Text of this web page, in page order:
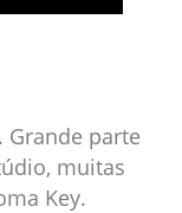
Grande parte
muitas
Key.